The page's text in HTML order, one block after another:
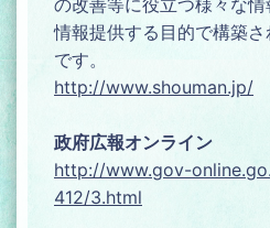
情報提供する目的で構築
です。
http://www.shouman.jp/
政府広報オンライン
http://www.gov-
412/3.html